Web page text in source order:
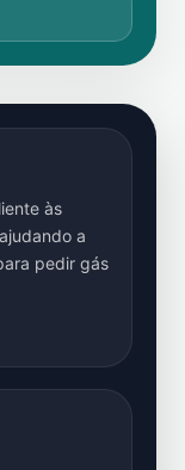
às
a
pedir gás